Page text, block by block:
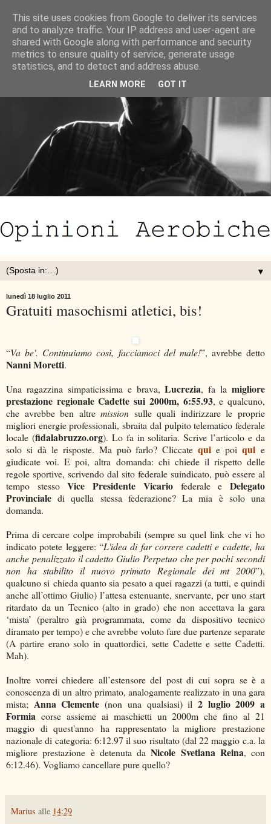
▼
lunedì 18 luglio 2011
Gratuiti masochismi atletici, bis!
“Va be'. Continuiamo così, facciamoci del male!”, avrebbe detto
Nanni Moretti.
Una ragazzina simpaticissima e brava,Lucrezia, fa la migliore
prestazione regionale Cadette sui 2000m, 6:55.93, e qualcuno,
che avrebbe ben altremission sulle quali indirizzare le proprie
migliori energie professionali, sbraita dal pulpito telematico federale
locale (fidalabruzzo.org). Lo fa in solitaria. Scrive l’articolo e da
solo si dà le risposte. Ma può farlo? Cliccatequi e poiqui e
giudicate voi. E poi, altra domanda: chi chiede il rispetto delle
regole sportive, scrivendo dal sito federale suindicato, può essere al
tempo stessoVice Presidente Vicariofederale eDelegato
Provinciale di quella stessa federazione? La mia è solo una
domanda.
Prima di cercare colpe improbabili (sempre su quel link che vi ho
indicato potete leggere: “L'idea di far correre cadetti e cadette, ha
anche penalizzato il cadetto Giulio Perpetuo che per pochi secondi
non ha stabilito il nuovo primato Regionale dei mt 2000”),
qualcuno si chieda quanto sia pesato a quei ragazzi (a tutti, e quindi
anche all’ottimo Giulio) l’attesa estenuante, snervante, per uno start
ritardato da un Tecnico (alto in grado) che non accettava la gara
‘mista’ (peraltro già programmata, come da dispositivo tecnico
diramato per tempo) e che avrebbe voluto fare due partenze separate
(A partire erano solo in quattordici, sette Cadette e sette Cadetti.
Mah).
Inoltre vorrei chiedere all’estensore del post di cui sopra se è a
conoscenza di un altro primato, analogamente realizzato in una gara
mista; Anna Clemente (non una qualsiasi) il 2 luglio 2009 a
Formia corse assieme ai maschietti un 2000m che fino al 21
maggio di quest'anno ha rappresentato la migliore prestazione
nazionale di categoria: 6:12.97 il suo risultato (dal 22 maggio c.a. la
migliore prestazione è detenuta daNicole Svetlana Reina, con
6:12.46). Vogliamo cancellare pure quello?
Marius alle 14:29
This site uses cookies from Google to deliver its services
and to analyze traffic. Your IP address and user-agent are
shared with Google along with performance and security
metrics to ensure quality of service, generate usage
statistics, and to detect and address abuse.
LEARN MORE GOT IT